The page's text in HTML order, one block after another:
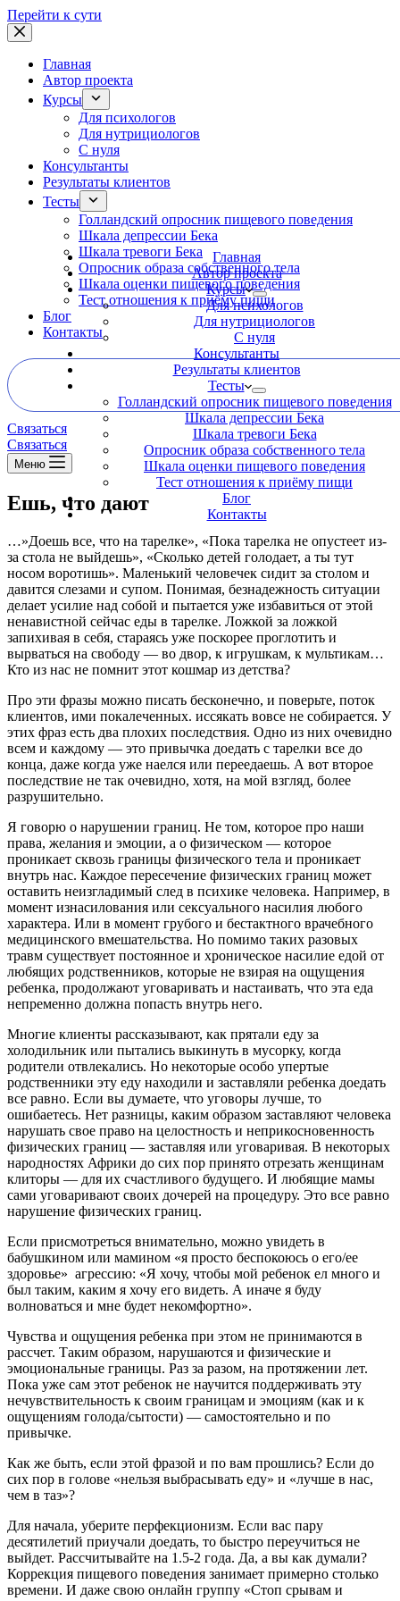
Перейти к сути
Главная
Автор проекта
Курсы
Для психологов
Для нутрициологов
С нуля
Консультанты
Результаты клиентов
Тесты
Голландский опросник пищевого поведения
Шкала депрессии Бека
Шкала тревоги Бека
Опросник образа собственного тела
Шкала оценки пищевого поведения
Тест отношения к приёму пищи
Блог
Контакты
Главная
Автор проекта
Курсы
Для психологов
Для нутрициологов
С нуля
Консультанты
Результаты клиентов
Тесты
Голландский опросник пищевого поведения
Шкала депрессии Бека
Шкала тревоги Бека
Опросник образа собственного тела
Шкала оценки пищевого поведения
Тест отношения к приёму пищи
Блог
Контакты
Связаться
Связаться
Меню
Ешь, что дают
…»Доешь все, что на тарелке», «Пока тарелка не опустеет из-
за стола не выйдешь», «Сколько детей голодает, а ты тут
носом воротишь». Маленький человечек сидит за столом и
давится слезами и супом. Понимая, безнадежность ситуации
делает усилие над собой и пытается уже избавиться от этой
ненавистной сейчас еды в тарелке. Ложкой за ложкой
запихивая в себя, стараясь уже поскорее проглотить и
вырваться на свободу — во двор, к игрушкам, к мультикам…
Кто из нас не помнит этот кошмар из детства?
Про эти фразы можно писать бесконечно, и поверьте, поток
клиентов, ими покалеченных. иссякать вовсе не собирается. У
этих фраз есть два плохих последствия. Одно из них очевидно
всем и каждому — это привычка доедать с тарелки все до
конца, даже когда уже наелся или переедаешь. А вот второе
последствие не так очевидно, хотя, на мой взгляд, более
разрушительно.
Я говорю о нарушении границ. Не том, которое про наши
права, желания и эмоции, а о физическом — которое
проникает сквозь границы физического тела и проникает
внутрь нас. Каждое пересечение физических границ может
оставить неизгладимый след в психике человека. Например, в
момент изнасилования или сексуального насилия любого
характера. Или в момент грубого и бестактного врачебного
медицинского вмешательства. Но помимо таких разовых
травм существует постоянное и хроническое насилие едой от
любящих родственников, которые не взирая на ощущения
ребенка, продолжают уговаривать и настаивать, что эта еда
непременно должна попасть внутрь него.
Многие клиенты рассказывают, как прятали еду за
холодильник или пытались выкинуть в мусорку, когда
родители отвлекались. Но некоторые особо упертые
родственники эту еду находили и заставляли ребенка доедать
все равно. Если вы думаете, что уговоры лучше, то
ошибаетесь. Нет разницы, каким образом заставляют человека
нарушать свое право на целостность и неприкосновенность
физических границ — заставляя или уговаривая. В некоторых
народностях Африки до сих пор принято отрезать женщинам
клиторы — для их счастливого будущего. И любящие мамы
сами уговаривают своих дочерей на процедуру. Это все равно
нарушение физических границ.
Если присмотреться внимательно, можно увидеть в
бабушкином или мамином «я просто беспокоюсь о его/ее
здоровье» агрессию: «Я хочу, чтобы мой ребенок ел много и
был таким, каким я хочу его видеть. А иначе я буду
волноваться и мне будет некомфортно».
Чувства и ощущения ребенка при этом не принимаются в
рассчет. Таким образом, нарушаются и физические и
эмоциональные границы. Раз за разом, на протяжении лет.
Пока уже сам этот ребенок не научится поддерживать эту
нечувствительность к своим границам и эмоциям (как и к
ощущениям голода/сытости) — самостоятельно и по
привычке.
Как же быть, если этой фразой и по вам прошлись? Если до
сих пор в голове «нельзя выбрасывать еду» и «лучше в нас,
чем в таз»?
Для начала, уберите перфекционизм. Если вас пару
десятилетий приучали доедать, то быстро переучиться не
выйдет. Рассчитывайте на 1.5-2 года. Да, а вы как думали?
Коррекция пищевого поведения занимает примерно столько
времени. И даже свою онлайн группу «Стоп срывам и